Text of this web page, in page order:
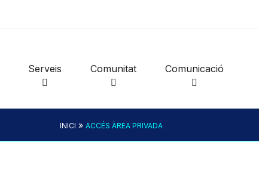
Serveis Comunitat Comunicació
INICI » ACCÉS ÀREA PRIVADA